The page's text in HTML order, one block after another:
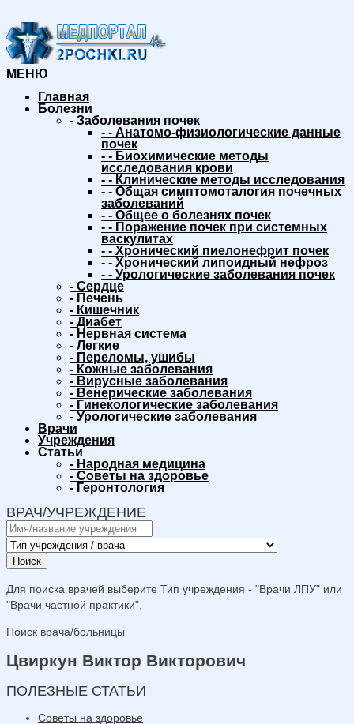
МЕНЮ
Главная
Болезни
- Заболевания почек
- - Анатомо-физиологические данные
почек
- - Биохимические методы
исследования крови
- - Клинические методы исследования
- - Общая симптомоталогия почечных
заболеваний
- - Общее о болезнях почек
- - Поражение почек при системных
васкулитах
- - Хронический пиелонефрит почек
- - Хронический липоидный нефроз
- - Урологические заболевания почек
- Сердце
- Печень
- Кишечник
- Диабет
- Нервная система
- Легкие
- Переломы, ушибы
- Кожные заболевания
- Вирусные заболевания
- Венерические заболевания
- Гинекологические заболевания
- Урологические заболевания
Врачи
Учреждения
Статьи
- Народная медицина
- Советы на здоровье
- Геронтология
ВРАЧ/УЧРЕЖДЕНИЕ
Поиск
Для поиска врачей выберите Тип учреждения - "Врачи ЛПУ" или
"Врачи частной практики".
Поиск врача/больницы
Цвиркун Виктор Викторович
ПОЛЕЗНЫЕ СТАТЬИ
Советы на здоровье